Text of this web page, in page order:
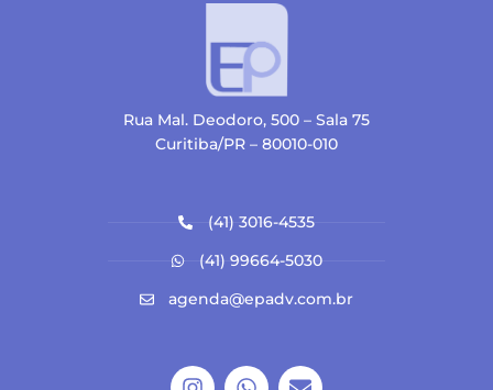
Rua Mal. Deodoro, 500 – Sala 75
Curitiba/PR – 80010-010
(41) 3016-4535
(41) 99664-5030
agenda@epadv.com.br